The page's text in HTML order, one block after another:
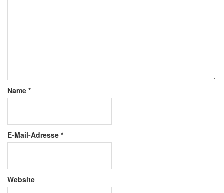
Name *
E-Mail-Adresse *
Website